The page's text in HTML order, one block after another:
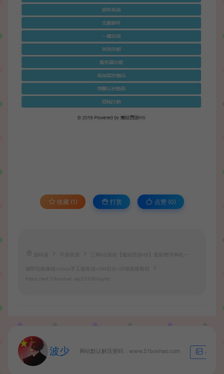
收藏 (1) 打赏 点赞 (0)
手游资源 三网H5游戏【魔娃西游H5】最新整理单机一
键即玩镜像端+Linux手工服务端+GM后台+详细搭建教程
https://wd.51boshao.vip/25106/syym/
波少 网站默认解压密码：www.51boshao.com 生成海